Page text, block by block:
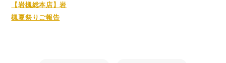
【岩槻総本店】岩
槻夏祭りご報告